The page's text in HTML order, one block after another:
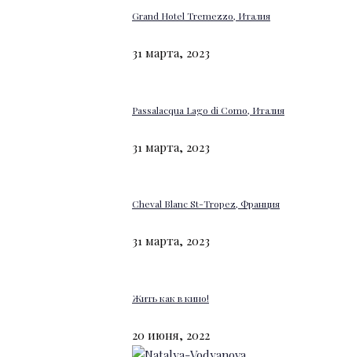
Grand Hotel Tremezzo, Италия
31 марта, 2023
Passalacqua Lago di Como, Италия
31 марта, 2023
Cheval Blanc St-Tropez, Франция
31 марта, 2023
Жить как в кино!
20 июня, 2022